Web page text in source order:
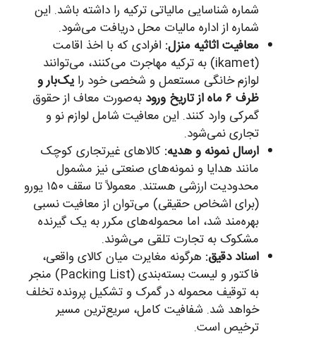
شماره شناسایی مالیاتی ترکیه را داشته باشد. این
شماره از اداره مالیات محل دریافت می‌شود.
معافیت اثاثیه منزل: افرادی که با اخذ اقامت
(ikamet) به ترکیه مهاجرت می‌کنند، می‌توانند
لوازم خانگی مستعمل و شخصی خود رایک‌بار و
ظرف ۶ ماه از تاریخ ورود
به‌صورت معاف از حقوق
گمرکی وارد کنند. این معافیت شامل لوازم نو و
تجاری نمی‌شود.
ارسال نمونه و هدیه: کالاهای غیرتجاری کوچک
مانند هدایا و نمونه‌های صنعتی نیز مشمول
محدودیت ارزشی هستند. معمولاً تا سقف ۱۵۰ یورو
(برای اشخاص حقیقی) می‌توان از معافیت نسبی
بهره‌مند شد، اما محموله‌های مکرر به یک گیرنده
مشکوک به تجارت تلقی می‌شوند.
اسناد دقیق: هرگونه مغایرت میان کالای واقعی،
فاکتور و لیست بسته‌بندی (Packing List) منجر
به توقیف محموله در گمرک و تشکیل پرونده تخلف
خواهد شد. شفافیت کامل، سریع‌ترین مسیر
ترخیص است.